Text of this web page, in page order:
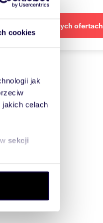
cookies
jak
jakich celach
sekcji
lub
Powiadom o nowych ofertach